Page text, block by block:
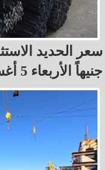
جنيهاً الأربعاء 5 أغسطس 2026